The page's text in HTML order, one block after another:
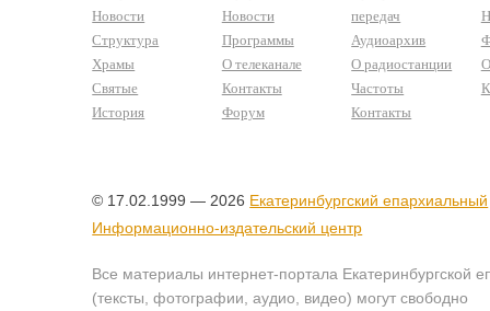
Новости
Структура
Храмы
Святые
История
Новости
Программы
О телеканале
Контакты
Форум
передач
Аудиоархив
О радиостанции
Частоты
Контакты
© 17.02.1999 — 2026 Екатеринбургский епархиальный
Информационно-издательский центр
Все материалы интернет-портала Екатеринбургской
(тексты, фотографии, аудио, видео) могут свободно